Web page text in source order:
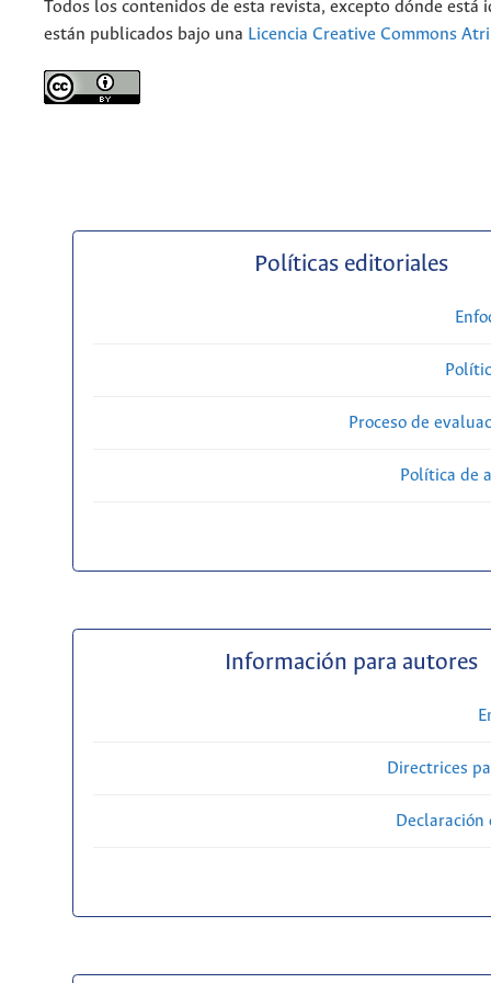
Todos los contenidos de esta revista, excepto dónde está
están publicados bajo una Licencia Creative Commons
Políticas editoriales
Proceso de
Política de
Información para autores
Directrices